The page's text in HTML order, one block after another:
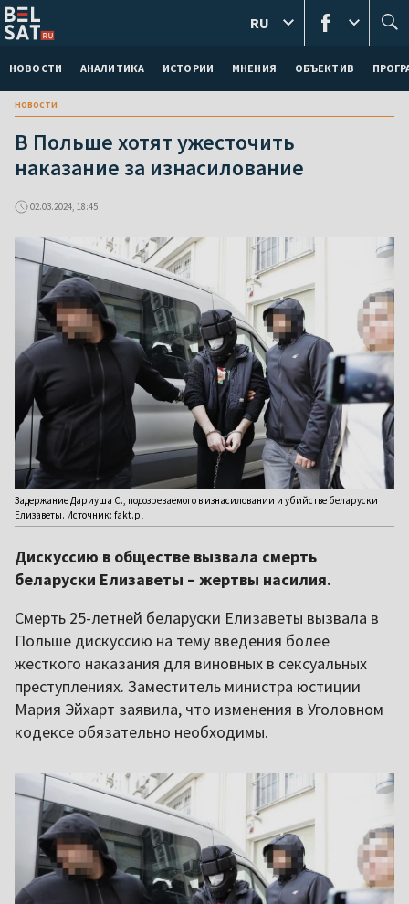
НОВОСТИ АНАЛИТИКА ИСТОРИИ МНЕНИЯ ОБЪЕКТИВ
RU
новости
В Польше хотят ужесточить
наказание за изнасилование
02.03.2024, 18:45
Задержание Дариуша С., подозреваемого в изнасиловании и убийстве беларуски
Елизаветы. Источник: fakt.pl
Дискуссию в обществе вызвала смерть
беларуски Елизаветы – жертвы насилия.
Смерть 25-летней беларуски Елизаветы вызвала в
Польше дискуссию на тему введения более
жесткого наказания для виновных в сексуальных
преступлениях. Заместитель министра юстиции
Мария Эйхарт заявила, что изменения в Уголовном
кодексе обязательно необходимы.